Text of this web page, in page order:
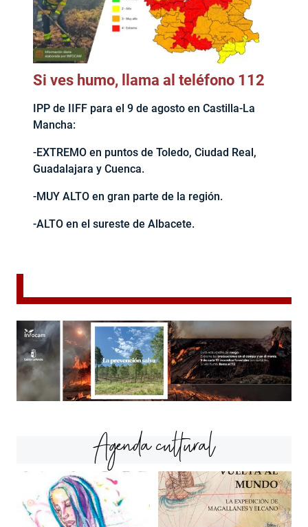
Si ves humo, llama al teléfono 112
IPP de IIFF para el 9 de agosto en Castilla-La
Mancha:
-EXTREMO en puntos de Toledo, Ciudad Real,
Guadalajara y Cuenca.
-MUY ALTO en gran parte de la región.
-ALTO en el sureste de Albacete.
Agenda cultural